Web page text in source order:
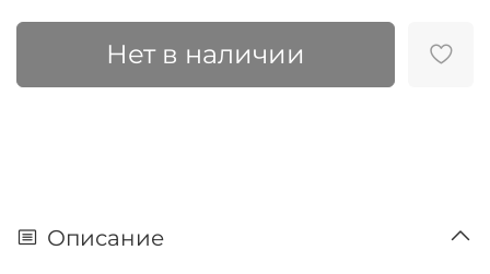
Нет в наличии
Описание